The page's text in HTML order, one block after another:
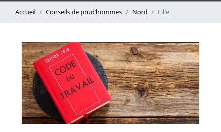
Accueil Conseils de prud’hommes Nord Lille